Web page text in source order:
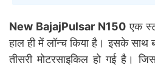
New BajajPulsar N150 एक
हाल ही में लॉन्च किया है। इसके
तीसरी मोटरसाइकिल हो गई है।